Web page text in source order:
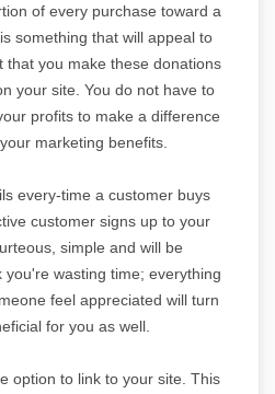
of every purchase toward a
something that will appeal to
that you make these donations
your site. You do not have to
profits to make a difference
marketing benefits.
every-time a customer buys
customer signs up to your
simple and will be
wasting time; everything
feel appreciated will turn
for you as well.
option to link to your site. This